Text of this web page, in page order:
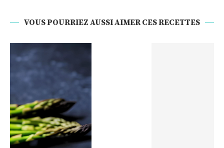
VOUS POURRIEZ AUSSI AIMER CES RECETTES